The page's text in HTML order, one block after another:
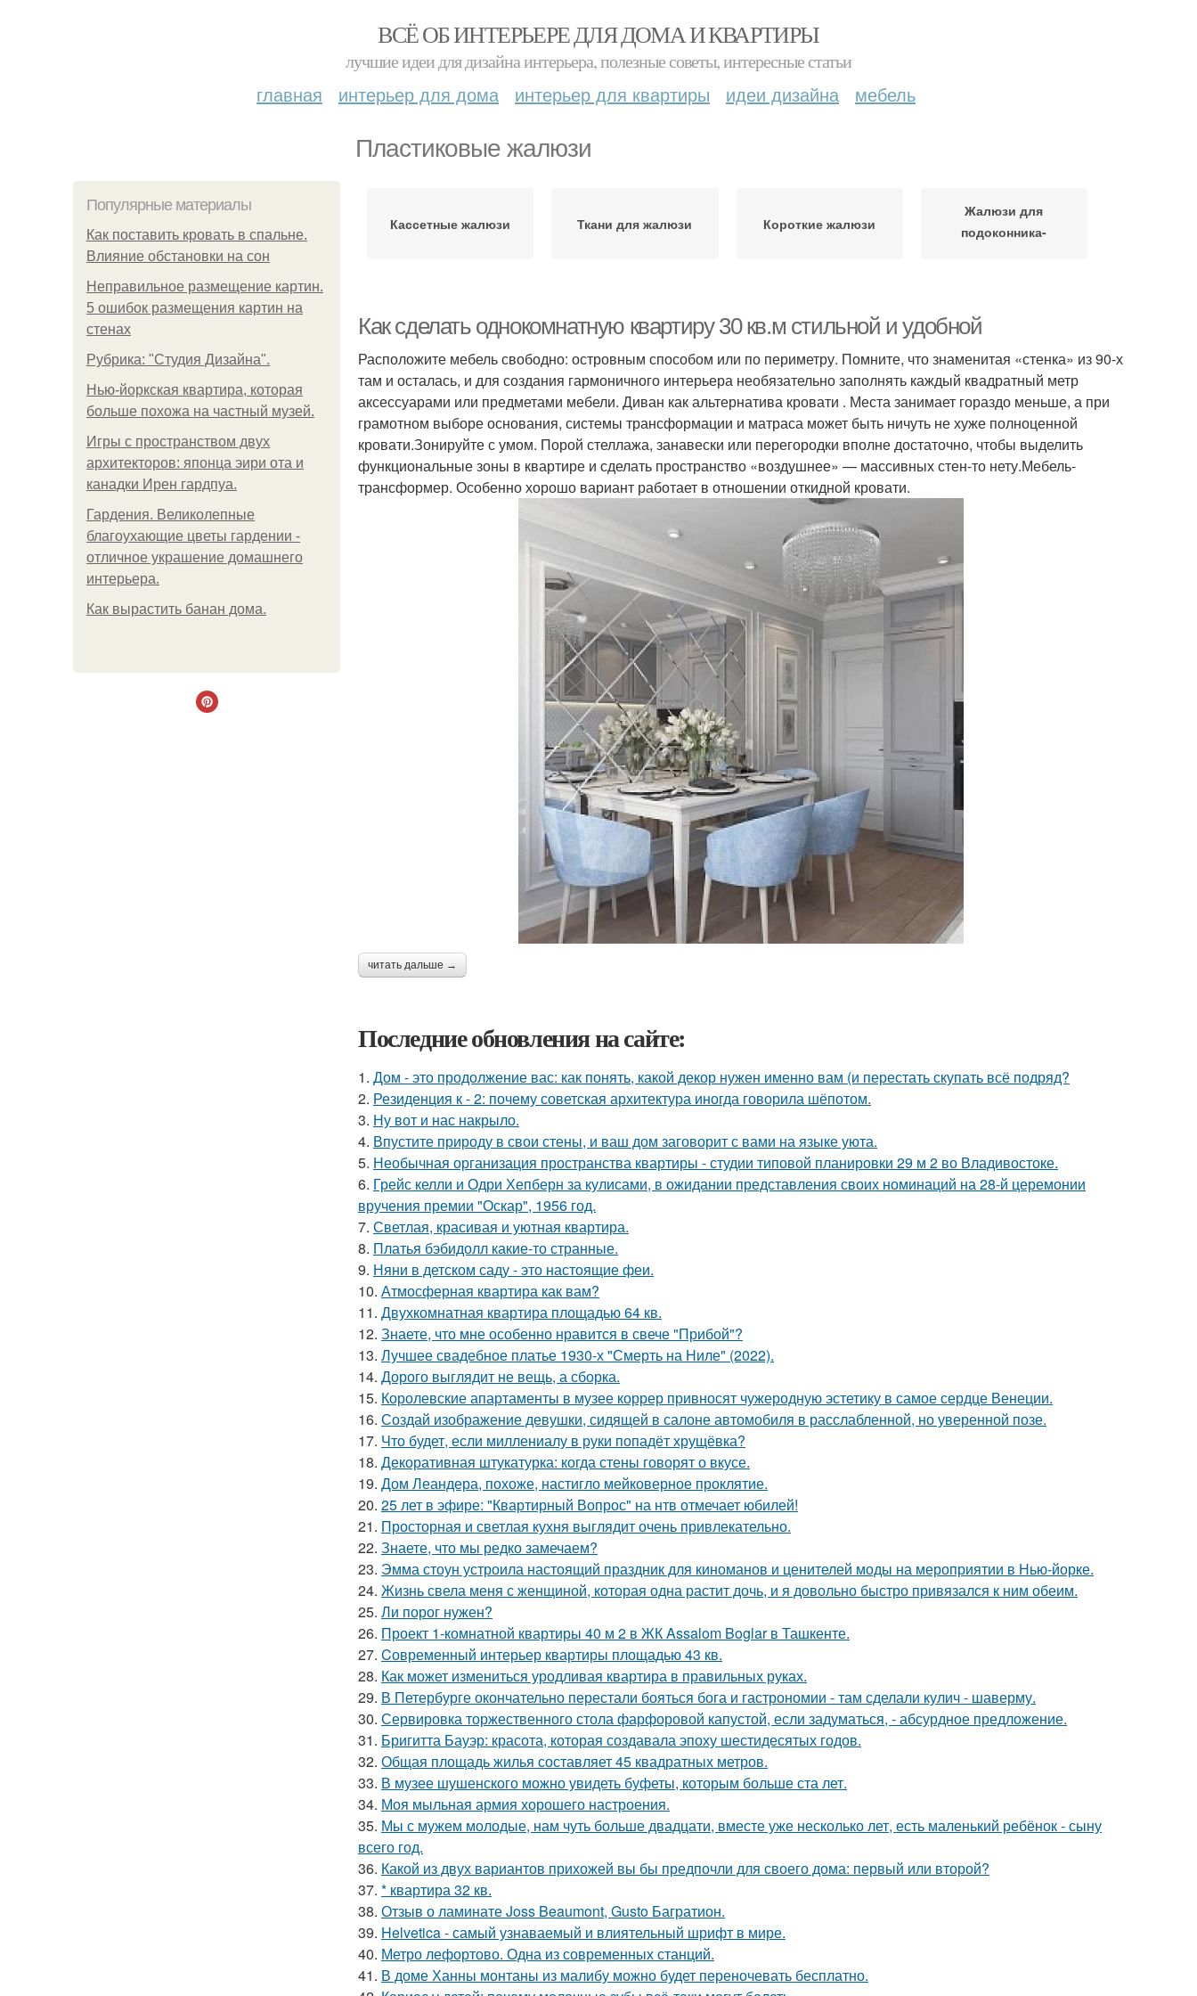
ВСЁ ОБ ИНТЕРЬЕРЕ ДЛЯ ДОМА И КВАРТИРЫ
лучшие идеи для дизайна интерьера, полезные советы, интересные статьи
главная интерьер для дома интерьер для квартиры идеи дизайна мебель
Пластиковые жалюзи
Популярные материалы
Как поставить кровать в спальне.
Влияние обстановки на сон
Неправильное размещение картин.
5 ошибок размещения картин на
стенах
Рубрика: "Студия Дизайна".
Нью-йоркская квартира, которая
больше похожа на частный музей.
Игры с пространством двух
архитекторов: японца эири ота и
канадки Ирен гардпуа.
Гардения. Великолепные
благоухающие цветы гардении -
отличное украшение домашнего
интерьера.
Как вырастить банан дома.
Кассетные жалюзи Ткани для жалюзи Короткие жалюзи
Жалюзи для
подоконника-
Как сделать однокомнатную квартиру 30 кв.м стильной и удобной
Расположите мебель свободно: островным способом или по периметру. Помните, что знаменитая «стенка» из 90-х
там и осталась, и для создания гармоничного интерьера необязательно заполнять каждый квадратный метр
аксессуарами или предметами мебели. Диван как альтернатива кровати . Места занимает гораздо меньше, а при
грамотном выборе основания, системы трансформации и матраса может быть ничуть не хуже полноценной
кровати.Зонируйте с умом. Порой стеллажа, занавески или перегородки вполне достаточно, чтобы выделить
функциональные зоны в квартире и сделать пространство «воздушнее» — массивных стен-то нету.Мебель-
трансформер. Особенно хорошо вариант работает в отношении откидной кровати.
читать дальше →
Последние обновления на сайте:
1. Дом - это продолжение вас: как понять, какой декор нужен именно вам (и перестать скупать всё подряд?
2. Резиденция к - 2: почему советская архитектура иногда говорила шёпотом.
3. Ну вот и нас накрыло.
4. Впустите природу в свои стены, и ваш дом заговорит с вами на языке уюта.
5. Необычная организация пространства квартиры - студии типовой планировки 29 м 2 во Владивостоке.
6. Грейс келли и Одри Хепберн за кулисами, в ожидании представления своих номинаций на 28-й церемонии
вручения премии "Оскар", 1956 год.
7. Светлая, красивая и уютная квартира.
8. Платья бэбидолл какие-то странные.
9. Няни в детском саду - это настоящие феи.
10. Атмосферная квартира как вам?
11. Двухкомнатная квартира площадью 64 кв.
12. Знаете, что мне особенно нравится в свече "Прибой"?
13. Лучшее свадебное платье 1930-х "Смерть на Ниле" (2022).
14. Дорого выглядит не вещь, а сборка.
15. Королевские апартаменты в музее коррер привносят чужеродную эстетику в самое сердце Венеции.
16. Создай изображение девушки, сидящей в салоне автомобиля в расслабленной, но уверенной позе.
17. Что будет, если миллениалу в руки попадёт хрущёвка?
18. Декоративная штукатурка: когда стены говорят о вкусе.
19. Дом Леандера, похоже, настигло мейковерное проклятие.
20. 25 лет в эфире: "Квартирный Вопрос" на нтв отмечает юбилей!
21. Просторная и светлая кухня выглядит очень привлекательно.
22. Знаете, что мы редко замечаем?
23. Эмма стоун устроила настоящий праздник для киноманов и ценителей моды на мероприятии в Нью-йорке.
24. Жизнь свела меня с женщиной, которая одна растит дочь, и я довольно быстро привязался к ним обеим.
25. Ли порог нужен?
26. Проект 1-комнатной квартиры 40 м 2 в ЖК Assalom Boglar в Ташкенте.
27. Cовременный интерьер квартиры площадью 43 кв.
28. Как может измениться уродливая квартира в правильных руках.
29. В Петербурге окончательно перестали бояться бога и гастрономии - там сделали кулич - шаверму.
30. Сервировка торжественного стола фарфоровой капустой, если задуматься, - абсурдное предложение.
31. Бригитта Бауэр: красота, которая создавала эпоху шестидесятых годов.
32. Общая площадь жилья составляет 45 квадратных метров.
33. В музее шушенского можно увидеть буфеты, которым больше ста лет.
34. Моя мыльная армия хорошего настроения.
35. Мы с мужем молодые, нам чуть больше двадцати, вместе уже несколько лет, есть маленький ребёнок - сыну
всего год.
36. Какой из двух вариантов прихожей вы бы предпочли для своего дома: первый или второй?
37. * квартира 32 кв.
38. Отзыв о ламинате Joss Beaumont, Gusto Багратион.
39. Helvetica - самый узнаваемый и влиятельный шрифт в мире.
40. Метро лефортово. Одна из современных станций.
41. В доме Ханны монтаны из малибу можно будет переночевать бесплатно.